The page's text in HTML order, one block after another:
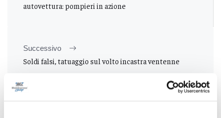
autovettura: pompieri in azione
Successivo
Soldi falsi, tatuaggio sul volto incastra ventenne